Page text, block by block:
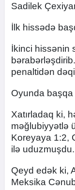
Sadilek
İlk hissədə
İkinci hissənin
penaltidən
Oyunda başqa
Xatırladaq ki,
məğlubiyyətlə
Koreyaya 1:2,
ilə uduzmuşdu.
Qeyd edək ki,
Meksika